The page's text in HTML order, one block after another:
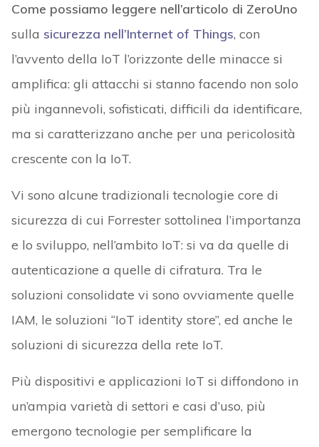
Come possiamo leggere nell’articolo di ZeroUno
sulla sicurezza nell’Internet of Things, con
l’avvento della IoT l’orizzonte delle minacce si
amplifica: gli attacchi si stanno facendo non solo
più ingannevoli, sofisticati, difficili da identificare,
ma si caratterizzano anche per una pericolosità
crescente con la IoT.
Vi sono alcune tradizionali tecnologie core di
sicurezza di cui Forrester sottolinea l’importanza
e lo sviluppo, nell’ambito IoT: si va da quelle di
autenticazione a quelle di cifratura. Tra le
soluzioni consolidate vi sono ovviamente quelle
IAM, le soluzioni “IoT identity store”, ed anche le
soluzioni di sicurezza della rete IoT.
Più dispositivi e applicazioni IoT si diffondono in
un’ampia varietà di settori e casi d’uso, più
emergono tecnologie per semplificare la